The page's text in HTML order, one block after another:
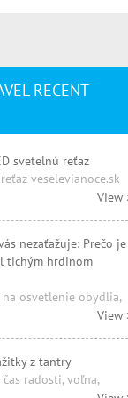
RECENT
svetelnú reťaz
veselevianoce.sk
View
nezaťažuje: Prečo je
tichým hrdinom
osvetlenie obydlia,
View
z tantry
radosti, voľna,